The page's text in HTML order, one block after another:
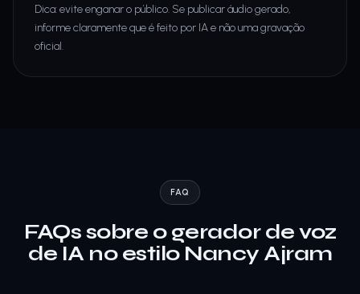
Dica: evite enganar o público. Se publicar áudio gerado,
informe claramente que é feito por IA e não uma gravação
oficial.
FAQ
FAQs sobre o gerador de voz
de IA no estilo Nancy Ajram